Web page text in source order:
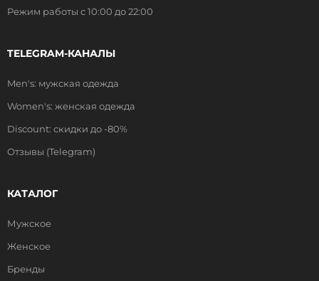
Режим работы с 10:00 до 22:00
TELEGRAM-КАНАЛЫ
Men's: мужская одежда
Women's: женская одежда
Discount: скидки до -80%
Отзывы (Telegram)
КАТАЛОГ
Мужское
Женское
Бренды